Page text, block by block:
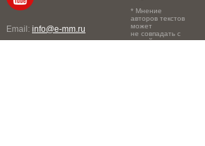
Email: info@e-mm.ru
* Мнение
авторов текстов
может
не совпадать с
точкой зрения